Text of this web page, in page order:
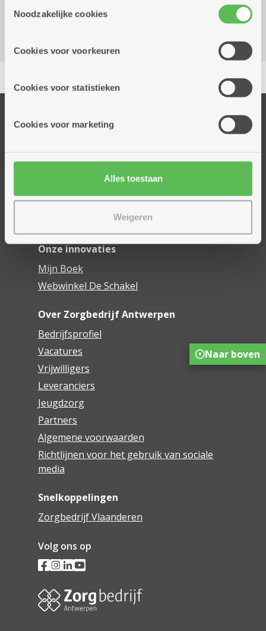
cookies hebben we jouw toestemming nodig. Sommige
cookies worden geplaatst door derde partijen die een
informatie over jouw (geanonimiseerd) gebruik van onze
partners kunnen deze gegevens combineren met andere
Noodzakelijke cookies
Cookies voor voorkeuren
Cookies voor statistieken
Cookies voor marketing
Alles toestaan
Weigeren
Groenenborgerlaan 185
Dienstencentra
Woonzorgcentra
Financieel comfort
Onze innovaties
Mijn Boek
Webwinkel De Schakel
Over Zorgbedrijf Antwerpen
Bedrijfsprofiel
Vacatures
Vrijwilligers
Leveranciers
Jeugdzorg
Partners
Algemene voorwaarden
Richtlijnen voor het gebruik van sociale
media
Snelkoppelingen
Zorgbedrijf Vlaanderen
Volg ons op
Naar boven